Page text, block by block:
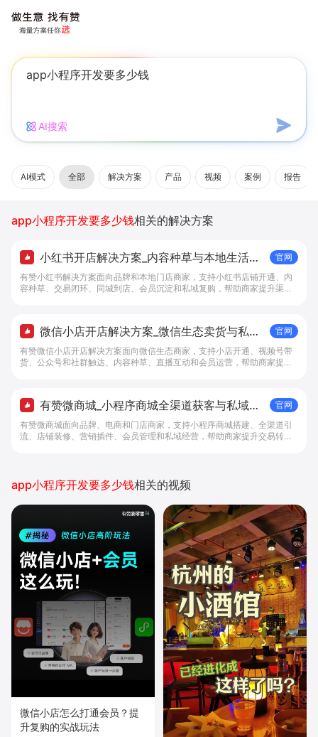
AI搜索
AI模式 全部 解决方案 产品 视频 案例 报告
app小程序开发要多少钱相关的解决方案
小红书开店解决方案_内容种草与本地生活转
化工具 - 做生意, 找有赞
官网
有赞小红书解决方案面向品牌和本地门店商家，支持小红书店铺开通、内
容种草、交易闭环、同城到店、会员沉淀和私域复购，帮助商家提升渠道
微信小店开店解决方案_微信生态卖货与私域
经营 - 做生意, 找有赞
官网
有赞微信小店开店解决方案面向微信生态商家，支持小店开通、视频号带
货、公众号和社群触达、内容种草、直播互动和会员运营，帮助商家提升
有赞微商城_小程序商城全渠道获客与私域复
购工具 - 做生意, 找有赞
官网
有赞微商城面向品牌、电商和门店商家，支持小程序商城搭建、全渠道引
流、店铺装修、营销插件、会员管理和私域经营，帮助商家提升交易转化
app小程序开发要多少钱相关的视频
微信小店怎么打通会员？提
升复购的实战玩法